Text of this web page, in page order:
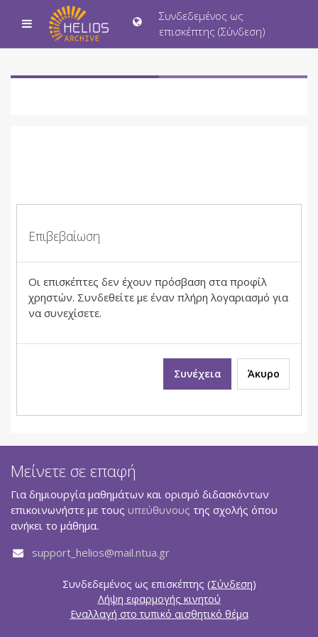
Μετάβαση στο κεντρικό περιεχόμενο
Πλευρικός πίνακας
Συνδεδεμένος ως
επισκέπτης (Σύνδεση)
Επιβεβαίωση
Οι επισκέπτες δεν έχουν πρόσβαση στα προφίλ
χρηστών. Συνδεθείτε με έναν πλήρη λογαριασμό για
να συνεχίσετε.
Συνέχεια Άκυρο
Μείνετε σε επαφή
Για δημιουργία μαθημάτων και ορισμό διδασκόντων
επικοινωνήστε με τους υπεύθυνους της σχολής όπου
ανήκει το μάθημα.
support_helios@mail.ntua.gr
Συνδεδεμένος ως επισκέπτης (Σύνδεση)
Λήψη εφαρμογής κινητού
Εναλλαγή στο τυπικό αισθητικό θέμα